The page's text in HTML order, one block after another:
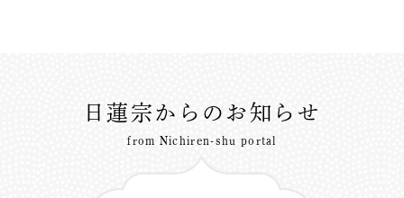
日蓮宗からのお知らせ
from Nichiren-shu portal